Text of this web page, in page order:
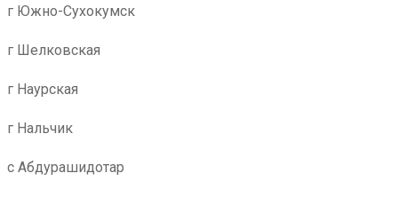
г Южно-Сухокумск
г Шелковская
г Наурская
г Нальчик
с Абдурашидотар